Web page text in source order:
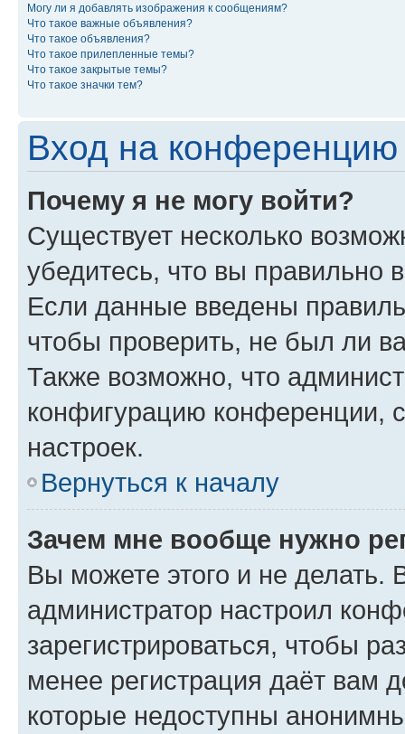
Могу ли я добавлять изображения к сообщениям?
Что такое важные объявления?
Что такое объявления?
Что такое прилепленные темы?
Что такое закрытые темы?
Что такое значки тем?
Вход на конференцию
Почему я не могу войти?
Существует несколько
убедитесь, что вы правильно
Если данные введены
чтобы проверить, не был ли
Также возможно, что
конфигурацию конференции,
настроек.
Вернуться к началу
Зачем мне вообще нужно
Вы можете этого и не делать.
администратор настроил
зарегистрироваться, чтобы
менее регистрация даёт вам
которые недоступны